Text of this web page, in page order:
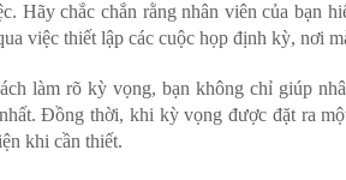
Hãy chắc chắn rằng nhân viên của bạn
việc thiết lập các cuộc họp định kỳ, nơi
làm rõ kỳ vọng, bạn không chỉ giúp
Đồng thời, khi kỳ vọng được đặt ra
khi cần thiết.